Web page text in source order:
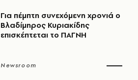
Για πέμπτη συνεχόμενη χρονιά ο
Βλαδίμηρος Κυριακίδης
επισκέπτεται το ΠΑΓΝΗ
Newsroom